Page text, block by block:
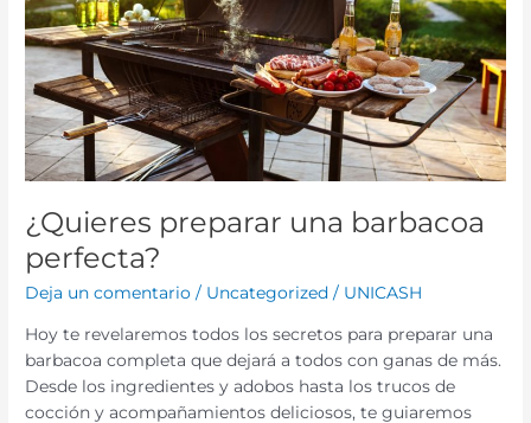
¿Quieres preparar una barbacoa
perfecta?
Deja un comentario / Uncategorized / UNICASH
Hoy te revelaremos todos los secretos para preparar una
barbacoa completa que dejará a todos con ganas de más.
Desde los ingredientes y adobos hasta los trucos de
cocción y acompañamientos deliciosos, te guiaremos